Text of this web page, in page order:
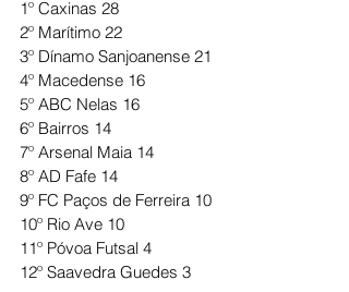
1º Caxinas 28
2º Marítimo 22
3º Dínamo Sanjoanense 21
4º Macedense 16
5º ABC Nelas 16
6º Bairros 14
7º Arsenal Maia 14
8º AD Fafe 14
9º FC Paços de Ferreira 10
10º Rio Ave 10
11º Póvoa Futsal 4
12º Saavedra Guedes 3